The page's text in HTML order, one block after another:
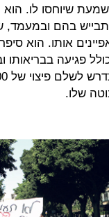
שיוחסו לו.
בהם ובמעמד,
אותו. הוא
פגיעה בבריאותו
שלו.